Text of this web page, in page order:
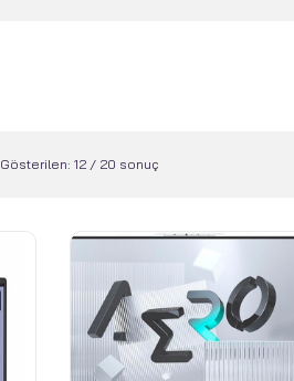
Gösterilen: 12 / 20 sonuç